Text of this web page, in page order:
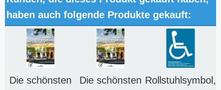
haben auch folgende Produkte gekauft:
Die schönsten
Die schönsten Rollstuhlsymbol,